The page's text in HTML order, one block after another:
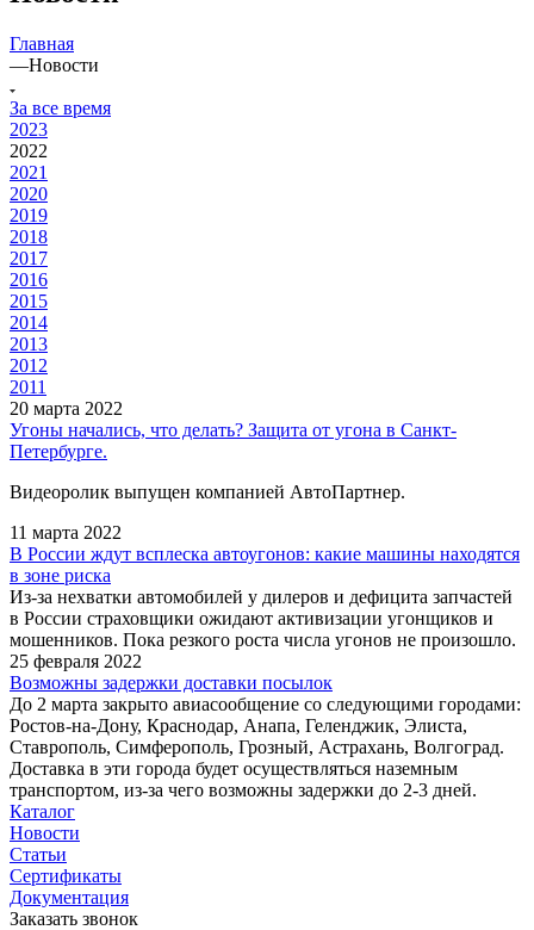
Главная
—Новости
За все время
2023
2022
2021
2020
2019
2018
2017
2016
2015
2014
2013
2012
2011
20 марта 2022
Угоны начались, что делать? Защита от угона в Санкт-
Петербурге.
Видеоролик выпущен компанией АвтоПартнер.
11 марта 2022
В России ждут всплеска автоугонов: какие машины находятся
в зоне риска
Из-за нехватки автомобилей у дилеров и дефицита запчастей
в России страховщики ожидают активизации угонщиков и
мошенников. Пока резкого роста числа угонов не произошло.
25 февраля 2022
Возможны задержки доставки посылок
До 2 марта закрыто авиасообщение со следующими городами:
Ростов-на-Дону, Краснодар, Анапа, Геленджик, Элиста,
Ставрополь, Симферополь, Грозный, Астрахань, Волгоград.
Доставка в эти города будет осуществляться наземным
транспортом, из-за чего возможны задержки до 2-3 дней.
Каталог
Новости
Статьи
Сертификаты
Документация
Заказать звонок